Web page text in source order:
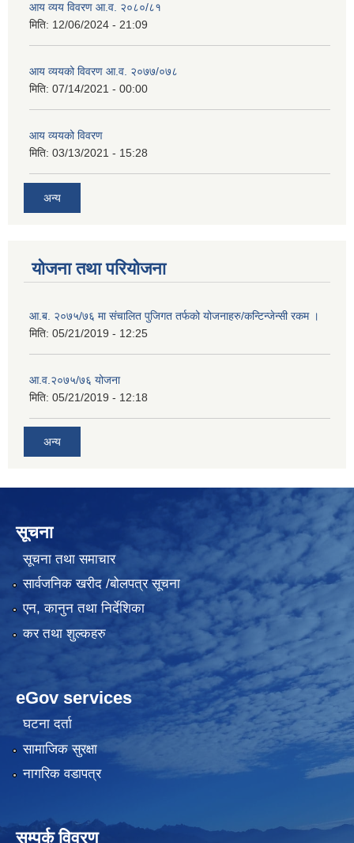
आय व्यय विवरण आ.व. २०८०/८१
मिति: 12/06/2024 - 21:09
आय व्ययको विवरण आ.व. २०७७/०७८
मिति: 07/14/2021 - 00:00
आय व्ययको विवरण
मिति: 03/13/2021 - 15:28
अन्य
योजना तथा परियोजना
आ.ब. २०७५/७६ मा संचालित पुजिगत तर्फको योजनाहरु/कन्टिन्जेन्सी रकम ।
मिति: 05/21/2019 - 12:25
आ.व.२०७५/७६ योजना
मिति: 05/21/2019 - 12:18
अन्य
सूचना
सूचना तथा समाचार
सार्वजनिक खरीद /बोलपत्र सूचना
एन, कानुन तथा निर्देशिका
कर तथा शुल्कहरु
eGov services
घटना दर्ता
सामाजिक सुरक्षा
नागरिक वडापत्र
सम्पर्क विवरण